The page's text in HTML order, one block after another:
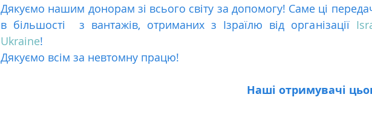
Дякуємо нашим донорам зі всього світу за допомогу! Саме ці
в більшості  з вантажів, отриманих з Ізраїлю від організації
Ukraine!
Дякуємо всім за невтомну працю!
Наші отримувачі